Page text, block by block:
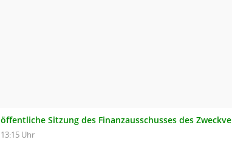
öffentliche Sitzung des Finanzausschusses des
13:15 Uhr